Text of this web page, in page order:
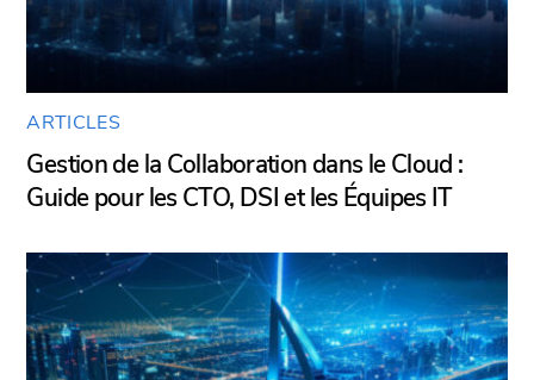
ARTICLES
Gestion de la Collaboration dans le Cloud :
Guide pour les CTO, DSI et les Équipes IT